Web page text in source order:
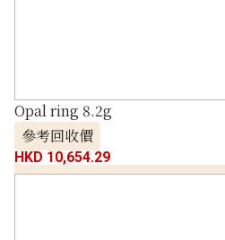
Opal ring 8.2g
參考回收價
HKD 10,654.29